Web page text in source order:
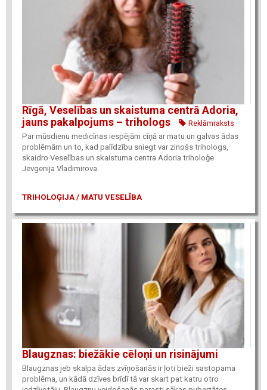
Rīgā, Veselības un skaistuma centrā Adoria,
jauns pakalpojums – trihologs
Reklāmraksts
Par mūsdienu medicīnas iespējām cīņā ar matu un galvas ādas
problēmām un to, kad palīdzību sniegt var zinošs trihologs,
skaidro Veselības un skaistuma centra Adoria triholoģe
Jevgenija Vladimirova.
TRIHOLOĢIJA / MATU VESELĪBA
Blaugznas: biežākie cēloņi un risinājumi
Blaugznas jeb skalpa ādas zvīņošanās ir ļoti bieži sastopama
problēma, un kādā dzīves brīdī tā var skart pat katru otro